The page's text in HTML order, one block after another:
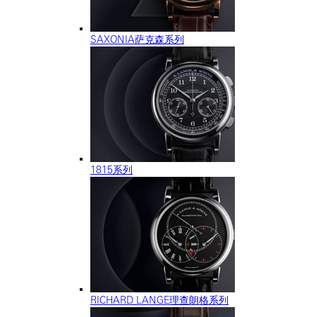
SAXONIA萨克森系列
1815系列
RICHARD LANGE理查朗格系列